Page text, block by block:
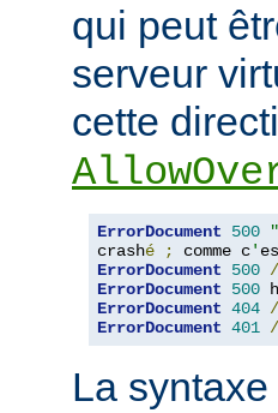
qui peut
serveur
cette
ErrorDocument 500 "
crashé ; comme c'
ErrorDocument
500 /
ErrorDocument
500
ErrorDocument 404 /
ErrorDocument 401 /
La